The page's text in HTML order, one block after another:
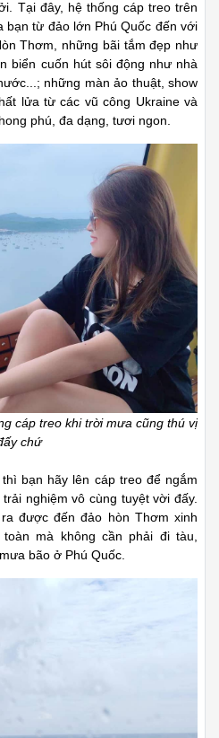
Tại đây, hệ thống cáp treo trên
bạn từ đảo lớn Phú Quốc đến với
Thơm, những bãi tắm đẹp như
biển cuốn hút sôi động như nhà
những màn ảo thuật, show
lửa từ các vũ công Ukraine và
phú, đa dạng, tươi ngon.
cáp treo khi trời mưa cũng thú vị
chứ
bạn hãy lên cáp treo để ngắm
nghiệm vô cùng tuyệt vời đấy.
được đến đảo hòn Thơm xinh
mà không cần phải đi tàu,
bão ở Phú Quốc.